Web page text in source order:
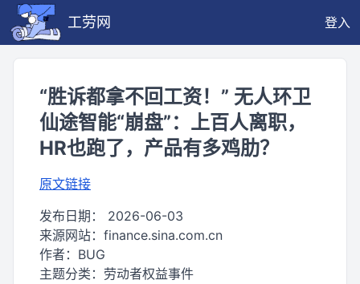
工劳网 登入
“胜诉都拿不回工资！” 无人环卫
仙途智能“崩盘”：上百人离职，
HR也跑了，产品有多鸡肋？
原文链接
发布日期： 2026-06-03
来源网站： finance.sina.com.cn
作者： BUG
主题分类： 劳动者权益事件